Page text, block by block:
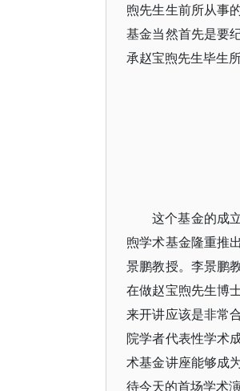
煦先生生前所从事
基金当然首先是要
承赵宝煦先生毕生
这个基金的成
煦学术基金隆重推
景鹏教授。李景鹏
在做赵宝煦先生博
来开讲应该是非常
院学者代表性学术
术基金讲座能够成
待今天的首场学术